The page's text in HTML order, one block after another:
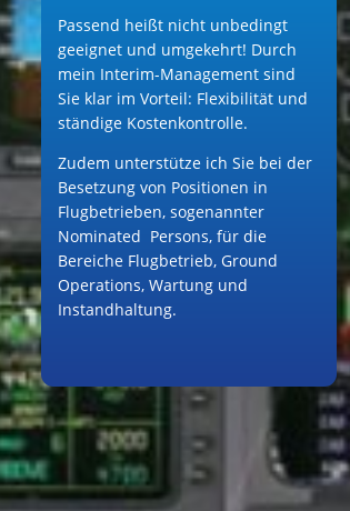
Passend heißt nicht unbedingt
geeignet und umgekehrt! Durch
mein Interim-Management sind
Sie klar im Vorteil: Flexibilität und
ständige Kostenkontrolle.
Zudem unterstütze ich Sie bei der
Besetzung von Positionen in
Flugbetrieben, sogenannter
Nominated Persons, für die
Bereiche Flugbetrieb, Ground
Operations, Wartung und
Instandhaltung.